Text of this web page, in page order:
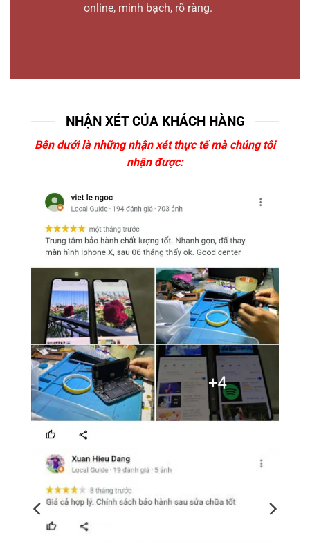
online, minh bạch, rõ ràng.
NHẬN XÉT CỦA KHÁCH HÀNG
Bên dưới là những nhận xét thực tế mà chúng tôi
nhận được: